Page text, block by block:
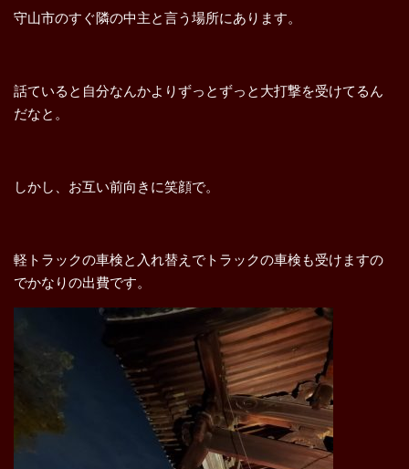
守山市のすぐ隣の中主と言う場所にあります。
話ていると自分なんかよりずっとずっと大打撃を受けてるん
だなと。
しかし、お互い前向きに笑顔で。
軽トラックの車検と入れ替えでトラックの車検も受けますの
でかなりの出費です。